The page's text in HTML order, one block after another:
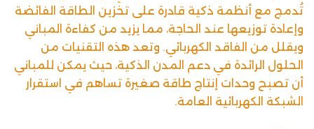
تُدمج مع أنظمة ذكية قادرة على تخزين الطاقة الفائضة
وإعادة توزيعها عند الحاجة، مما يزيد من كفاءة المباني
ويقلل من الفاقد الكهربائي. وتعد هذه التقنيات من
الحلول الرائدة في دعم المدن الذكية، حيث يمكن للمباني
أن تصبح وحدات إنتاج طاقة صغيرة تساهم في استقرار
الشبكة الكهربائية العامة.